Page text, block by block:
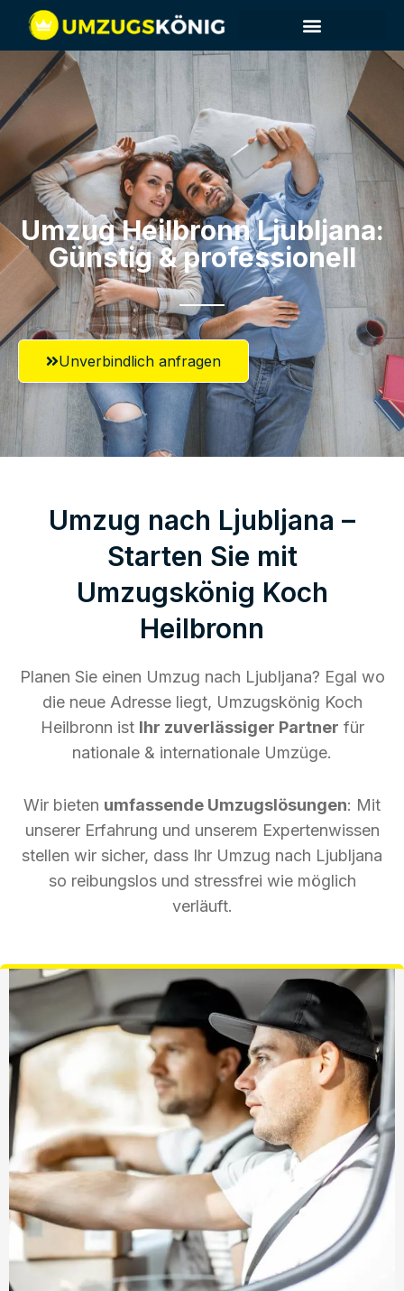
Umzug Heilbronn​ Ljubljana:
Günstig & professionell​
Unverbindlich anfragen
Umzug nach Ljubljana –
Starten Sie mit
Umzugskönig Koch
Heilbronn
Planen Sie einen Umzug nach Ljubljana? Egal wo
die neue Adresse liegt, Umzugskönig Koch
Heilbronn ist Ihr zuverlässiger Partner für
nationale & internationale Umzüge.
Wir bieten umfassende Umzugslösungen: Mit
unserer Erfahrung und unserem Expertenwissen
stellen wir sicher, dass Ihr Umzug nach Ljubljana
so reibungslos und stressfrei wie möglich
verläuft.